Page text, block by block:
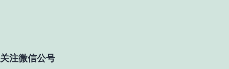
关注微信公号